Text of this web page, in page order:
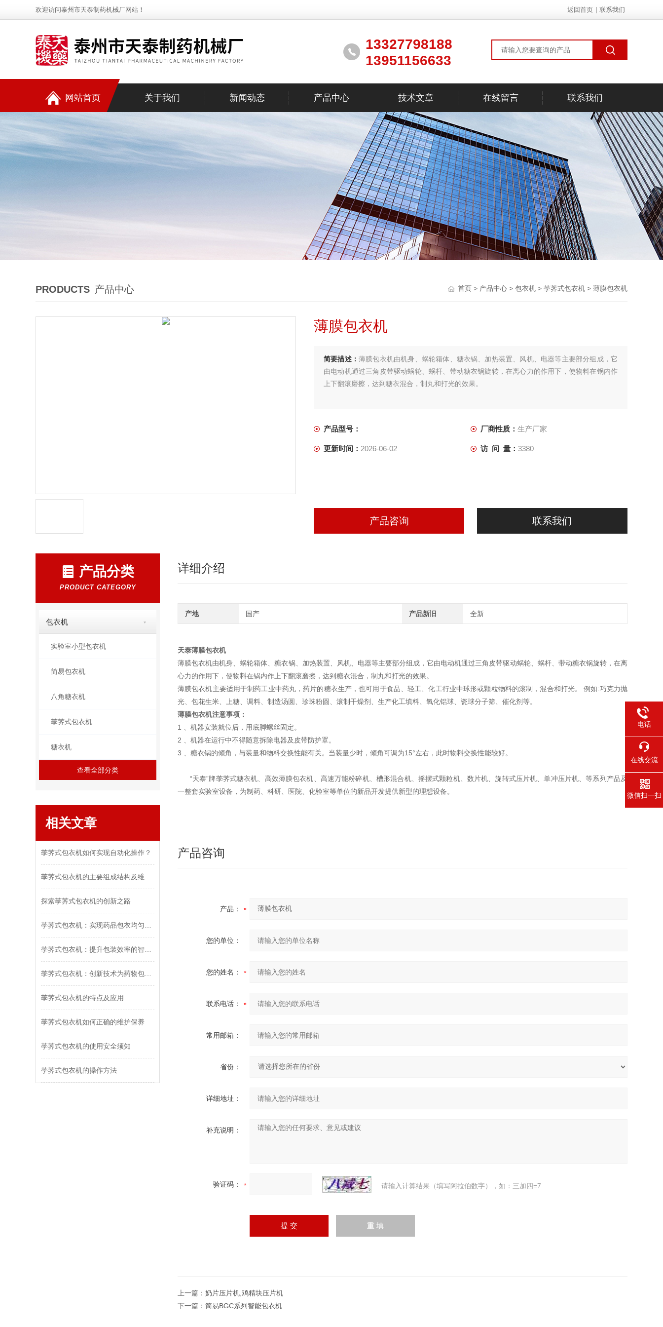
欢迎访问泰州市天泰制药机械厂网站！ 返回首页 联系我们
13327798188
13951156633
网站首页 关于我们 新闻动态 产品中心 技术文章 在线留言 联系我们
PRODUCTS 产品中心 首页 > 产品中心 > 包衣机 > 荸荠式包衣机 > 薄膜包衣机
薄膜包衣机
简要描述： 薄膜包衣机由机身、蜗轮箱体、糖衣锅、加热装置、风机、电器等主要部分组成，它
由电动机通过三角皮带驱动蜗轮、蜗杆、带动糖衣锅旋转，在离心力的作用下，使物料在锅内作
上下翻滚磨擦，达到糖衣混合，制丸和打光的效果。
产品型号： 厂商性质： 生产厂家
更新时间： 2026-06-02 访 问 量： 3380
产品咨询 联系我们
产品分类
PRODUCT CATEGORY
包衣机
实验室小型包衣机
简易包衣机
八角糖衣机
荸荠式包衣机
糖衣机
查看全部分类
相关文章
荸荠式包衣机如何实现自动化操作？
探索荸荠式包衣机的创新之路
荸荠式包衣机的特点及应用
荸荠式包衣机如何正确的维护保养
荸荠式包衣机的使用安全须知
荸荠式包衣机的操作方法
详细介绍
产地 国产 产品新旧 全新
天泰薄膜包衣机
薄膜包衣机由机身、蜗轮箱体、糖衣锅、加热装置、风机、电器等主要部分组成，它由电动机通过三角皮带驱动蜗轮、蜗杆、带动糖衣锅旋转，在离
心力的作用下，使物料在锅内作上下翻滚磨擦，达到糖衣混合，制丸和打光的效果。
薄膜包衣机主要适用于制药工业中药丸，药片的糖衣生产，也可用于食品、轻工、化工行业中球形或颗粒物料的滚制，混合和打光。 例如:巧克力抛
光、包花生米、上糖、调料、制造汤圆、珍珠粉圆、滚制干燥剂、生产化工填料、氧化铝球、瓷球分子筛、催化剂等。
薄膜包衣机注意事项：
1 、机器安装就位后，用底脚螺丝固定。
2 、机器在运行中不得随意拆除电器及皮带防护罩。
3 、糖衣锅的倾角，与装量和物料交换性能有关。当装量少时，倾角可调为15°左右，此时物料交换性能较好。
“天泰”牌荸荠式糖衣机、高效薄膜包衣机、高速万能粉碎机、槽形混合机、摇摆式颗粒机、数片机、旋转式压片机、单冲压片机、等系列产品及
一整套实验室设备，为制药、科研、医院、化验室等单位的新品开发提供新型的理想设备。
产品咨询
产品：
您的单位：
您的姓名：
联系电话：
常用邮箱：
省份：
详细地址：
补充说明：
验证码： 请输入计算结果（填写阿拉伯数字），如：三加四=7
上一篇： 奶片压片机,鸡精块压片机
下一篇： 简易BGC系列智能包衣机
电话
在线交流
微信扫一扫